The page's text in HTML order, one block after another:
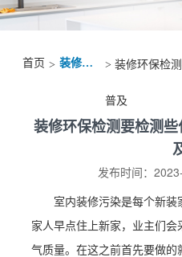
首页 > 装修资讯 > 装修环保检
普及
装修环保检测要检测
发布时间：
室内装修污染是每个新
家人早点住上新家，业主们
气质量。在这之前首先要做